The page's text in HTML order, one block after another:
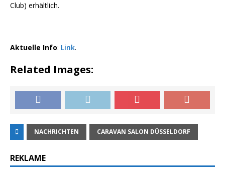
Club) erhältlich.
Aktuelle Info: Link.
Related Images:
NACHRICHTEN CARAVAN SALON DÜSSELDORF
REKLAME